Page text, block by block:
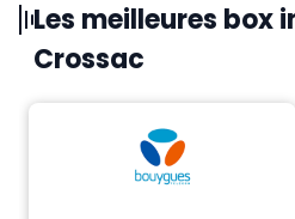
Les meilleures box
Crossac